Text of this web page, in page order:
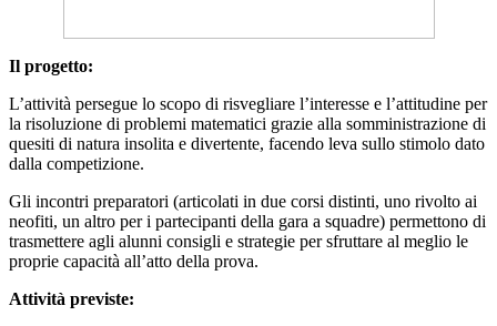
Il progetto:
L’attività persegue lo scopo di risvegliare l’interesse e l’attitudine per
la risoluzione di problemi matematici grazie alla somministrazione di
quesiti di natura insolita e divertente, facendo leva sullo stimolo dato
dalla competizione.
Gli incontri preparatori (articolati in due corsi distinti, uno rivolto ai
neofiti, un altro per i partecipanti della gara a squadre) permettono di
trasmettere agli alunni consigli e strategie per sfruttare al meglio le
proprie capacità all’atto della prova.
Attività previste: